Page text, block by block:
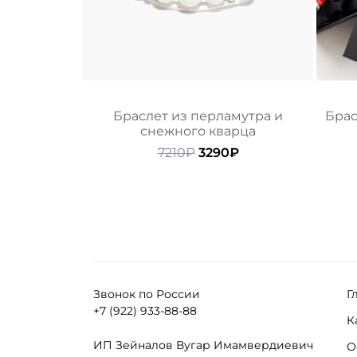
Браслет из перламутра и
снежного кварца
7210₽ Первоначальная
3290₽Текущая
Звонок по России
+7 (922) 933-88-88
ИП Зейналов Вугар Имамвердиевич